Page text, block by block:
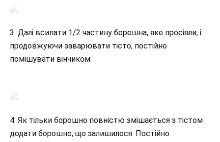
3. Далі всипати 1/2 частину борошна, яке просіяли, і
продовжуючи заварювати тісто, постійно
помішувати вінчиком.
4. Як тільки борошно повністю змішається з тістом
додати борошно, що залишилося. Постійно